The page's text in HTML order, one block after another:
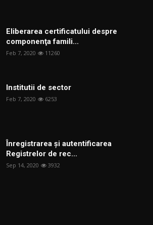
Eliberarea certificatului despre
componenţa famili...
Feb 7, 2020 11260
Institutii de sector
Feb 7, 2020 6253
Înregistrarea și autentificarea
Registrelor de rec...
Sep 14, 2020 3932